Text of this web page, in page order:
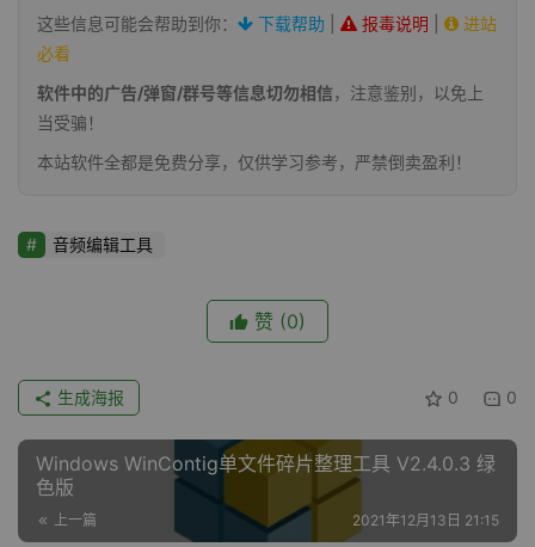
这些信息可能会帮助到你：
下载帮助 报毒说明
进站
必看
软件中的广告/弹窗/群号等信息切勿相信，注意鉴别，以免上
当受骗！
本站软件全都是免费分享，仅供学习参考，严禁倒卖盈利！
音频编辑工具
赞 (0)
0 0
生成海报
Windows WinContig单文件碎片整理工具 V2.4.0.3 绿
色版
上一篇 2021年12月13日 21:15